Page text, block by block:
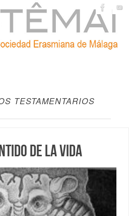
TESTAMENTARIOS
de la vida